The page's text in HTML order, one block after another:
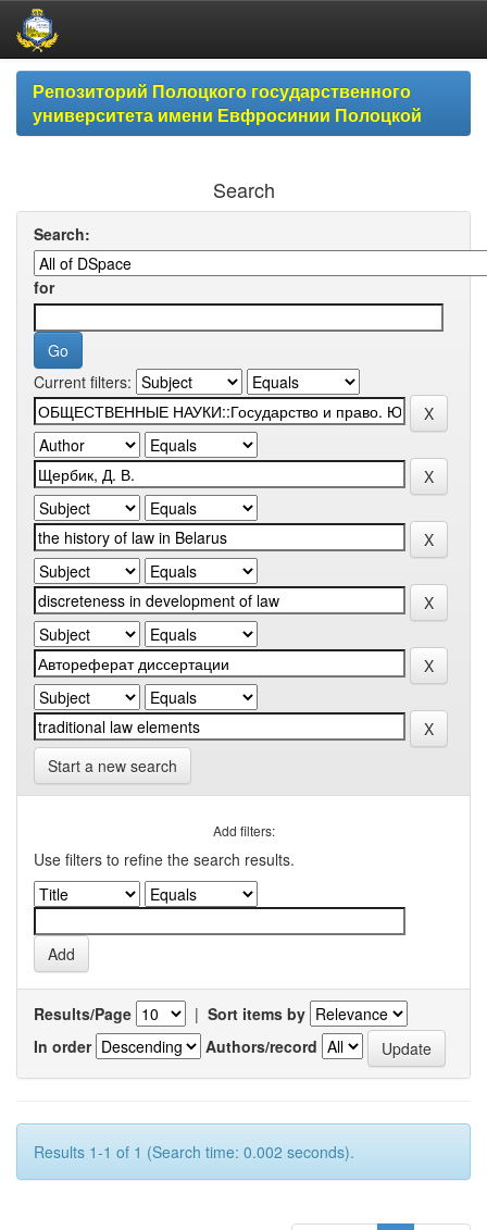
Skip
navigationРепозиторий Полоцкого государственного
университета имени Евфросинии Полоцкой
Search
Search:
for
Current filters:
Start a new search
Add filters:
Use filters to refine the search results.
Results/Page | Sort items by
In order
Authors/record
Results 1-1 of 1 (Search time: 0.002 seconds).